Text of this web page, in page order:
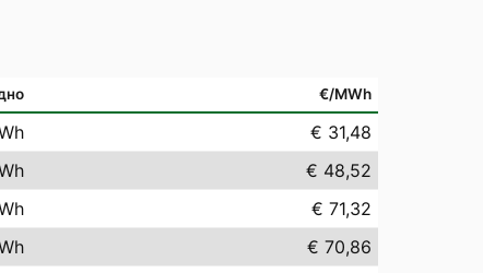
€/MWh
€ 31,48
€ 48,52
€ 71,32
€ 70,86